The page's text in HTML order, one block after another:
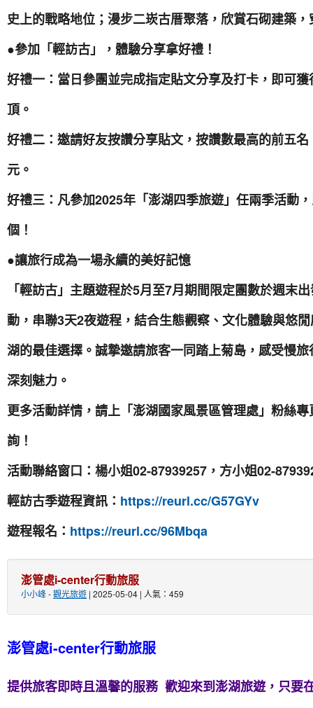
史上的戰略地位；漫步二崁古厝聚落，欣賞石砌建築
●參加「輕訪古」，體驗分享拿好禮！
好禮一：當日參團並完成指定貼文分享及打卡，即可
頂。
好禮二：邀請好友按讚分享貼文，按讚數最高的前五
元。
好禮三：凡參加2025年「澎湖四季旅遊」任兩季活動
個！
●讓旅行成為一場永續的美好記憶
「輕訪古」主題遊程於5月至7月期間限定團數於週末
動，串聯3天2夜遊程，結合生態觀察、文化體驗與悠
湖的最佳選擇。誠摯邀請旅客一同踏上菊島，感受慢
深刻魅力。
更多活動詳情，請上「澎湖國家風景區管理處」粉絲
詢！
活動聯絡窗口：楊小姐02-87939257，方小姐02-
輕訪古季遊程資訊： https://reurl.cc/G57GYv
遊程報名： https://reurl.cc/96Mbqa
澎管處i-center行動旅服
小小峰-觀光旅遊 | 2025-05-04 | 人氣：459
澎管處i-center行動旅服
提供旅客即時且溫馨的服務 歡迎來到澎湖旅遊，只要